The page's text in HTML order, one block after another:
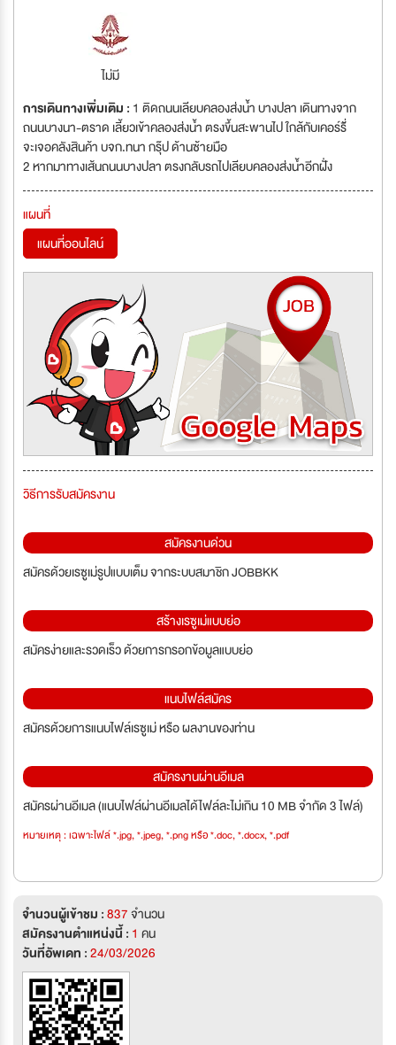
ไม่มี
การเดินทางเพิ่มเติม : 1 ติดถนนเลียบคลองส่งน้ำ บางปลา เดินทางจาก
ถนนบางนา-ตราด เลี้ยวเข้าคลองส่งน้ำ ตรงขึ้นสะพานไป ใกล้กับเคอร์รี่้
จะเจอคลังสินค้า บจก.ทนา กรุ๊ป ด้านซ้ายมือ
2 หากมาทางเส้นถนนบางปลา ตรงกลับรถไปเลียบคลองส่งน้ำอีกฝั่ง
แผนที่
แผนที่ออนไลน์
วิธีการรับสมัครงาน
สมัครงานด่วน
สมัครด้วยเรซูเม่รูปแบบเต็ม จากระบบสมาชิก JOBBKK
สร้างเรซูเม่แบบย่อ
สมัครง่ายและรวดเร็ว ด้วยการกรอกข้อมูลแบบย่อ
แนบไฟล์สมัคร
สมัครด้วยการแนบไฟล์เรซูเม่ หรือ ผลงานของท่าน
สมัครงานผ่านอีเมล
สมัครผ่านอีเมล (แนบไฟล์ผ่านอีเมลได้ไฟล์ละไม่เกิน 10 MB จำกัด 3 ไฟล์)
หมายเหตุ : เฉพาะไฟล์ *.jpg, *.jpeg, *.png หรือ *.doc, *.docx, *.pdf
จำนวนผู้เข้าชม :837จำนวน
สมัครงานตำแหน่งนี้ : 1 คน
วันที่อัพเดท :24/03/2026